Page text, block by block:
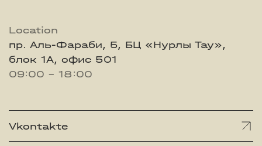
Location
пр. Аль-Фараби, 5, БЦ «Нурлы Тау»,
блок 1А, офис 501
09:00 - 18:00
Vkontakte